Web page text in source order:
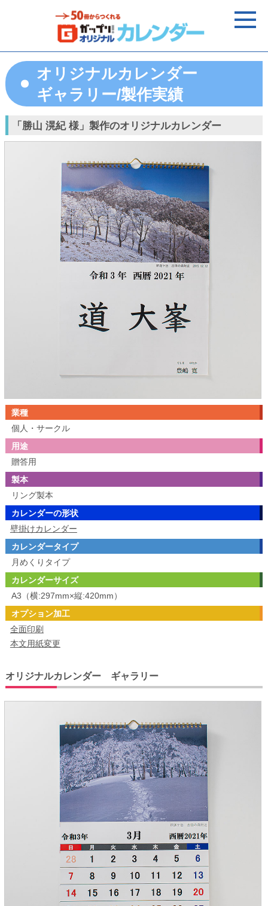
オリジナルカレンダー
ギャラリー/製作実績
「勝山 滉紀 様」製作のオリジナルカレンダー
業種
個人・サークル
用途
贈答用
製本
リング製本
カレンダーの形状
壁掛けカレンダー
カレンダータイプ
月めくりタイプ
カレンダーサイズ
A3（横:297mm×縦:420mm）
オプション加工
全面印刷
本文用紙変更
オリジナルカレンダー ギャラリー